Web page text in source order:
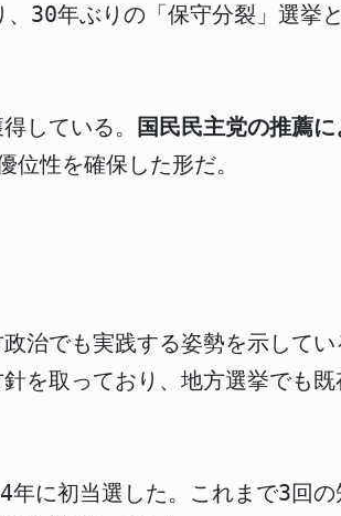
30年ぶりの「保守分裂」選挙
している。
国民民主党の推薦
位性を確保した形だ。
治でも実践する姿勢を示してい
を取っており、地方選挙でも既
に初当選した。これまで3回